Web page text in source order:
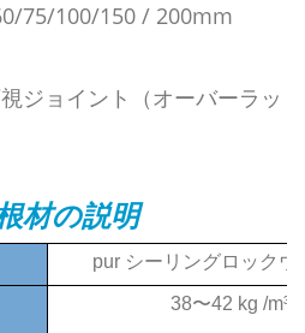
75/100/150 / 200mm
ジョイント（オーバーラッ
材の説明
pur シーリングロック
38〜42 kg /m³